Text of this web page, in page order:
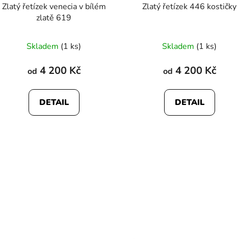
Zlatý řetízek venecia v bílém
zlatě 619
hodnocení
produktu
5,0
z
Skladem (1 ks)
od 4 200 Kč
DETAIL
Zlatý řetízek 446 kostičky
Skladem (1 ks)
od 4 200 Kč
DETAIL